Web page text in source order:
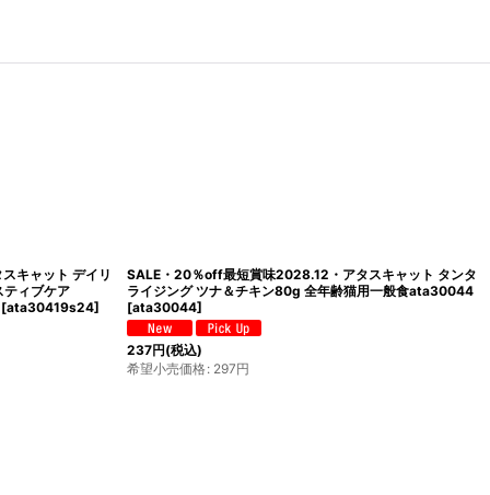
・アタスキャット デイリ
フィーカルオードコントロー
食ata30457
SALE・20％off最短賞味2027.10・アタスキャ
ーディフェンス ツナ＆チキン フィーカルオード
希望小売価格